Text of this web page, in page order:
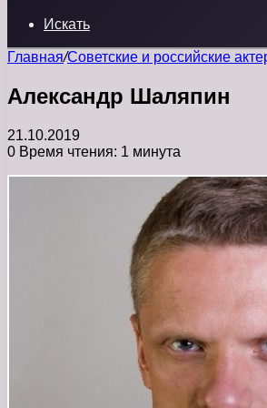
Искать
Главная/Советские и российские
Александр Шаляпин
21.10.2019
0 Время чтения: 1 минута